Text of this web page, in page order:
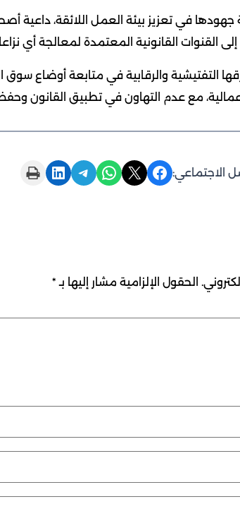
في تعزيز بيئة العمل اللائقة، داعية
إلى القنوات القانونية المعتمدة لمعالجة أي
التفتيشية والرقابية في متابعة أوضاع
مع عدم التهاون في تطبيق القانون
الاجتماعي: Share on Facebook
Share on X
Share on WhatsApp
Share on Telegram
Share on LinkedIn
Print this Page
الحقول الإلزامية مشار إليها بـ *